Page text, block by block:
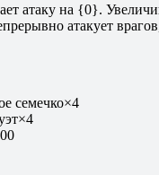
атаку на {0}.
атакует
семечко×4
×4